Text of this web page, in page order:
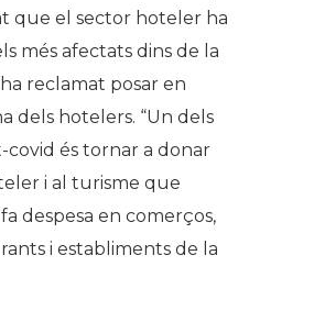
que el sector hoteler ha
més afectats dins de la
reclamat posar en
dels hotelers. “Un dels
covid és tornar a donar
i al turisme que
despesa en comerços,
i establiments de la